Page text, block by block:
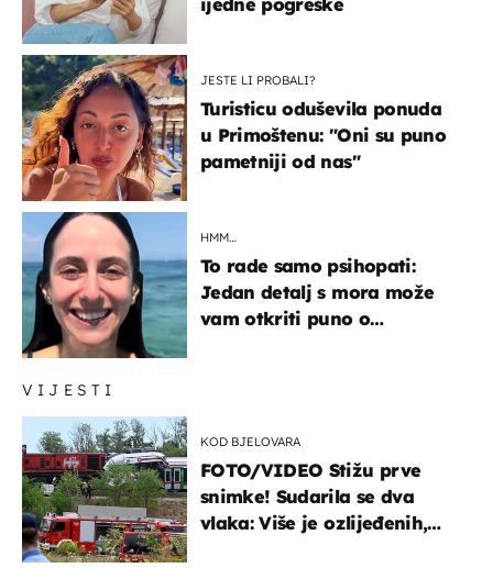
VIJESTI
KOD BJELOVARA
FOTO/VIDEO Stižu prve
snimke! Sudarila se dva
vlaka: Više je ozlijeđenih,
JESTE LI PROBALI?
Turisticu oduševila ponuda
u Primoštenu: "Oni su puno
pametniji od nas"
HMM…
To rade samo psihopati:
Jedan detalj s mora može
vam otkriti puno o